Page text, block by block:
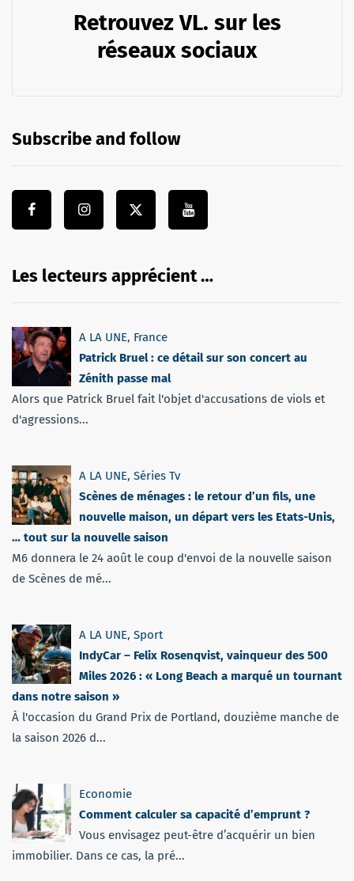
Retrouvez VL. sur les
réseaux sociaux
Subscribe and follow
Les lecteurs apprécient …
A LA UNE, France
Patrick Bruel : ce détail sur son concert au
Zénith passe mal
Alors que Patrick Bruel fait l'objet d'accusations de viols et
d'agressions...
A LA UNE, Séries Tv
Scènes de ménages : le retour d’un fils, une
nouvelle maison, un départ vers les Etats-Unis,
… tout sur la nouvelle saison
M6 donnera le 24 août le coup d'envoi de la nouvelle saison
de Scènes de mé...
A LA UNE, Sport
IndyCar – Felix Rosenqvist, vainqueur des 500
Miles 2026 : « Long Beach a marqué un tournant
dans notre saison »
À l'occasion du Grand Prix de Portland, douzième manche de
la saison 2026 d...
Economie
Comment calculer sa capacité d’emprunt ?
Vous envisagez peut-être d’acquérir un bien
immobilier. Dans ce cas, la pré...